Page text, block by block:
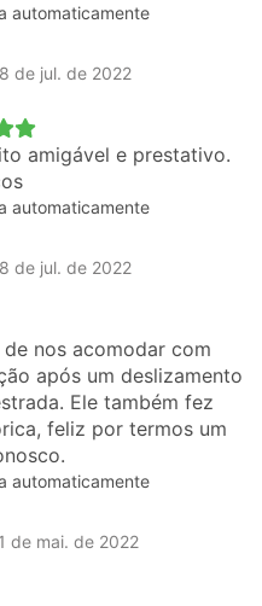
automaticamente
de jul. de 2022
amigável e prestativo.
automaticamente
de jul. de 2022
nos acomodar com
após um deslizamento
Ele também fez
feliz por termos um
automaticamente
de mai. de 2022